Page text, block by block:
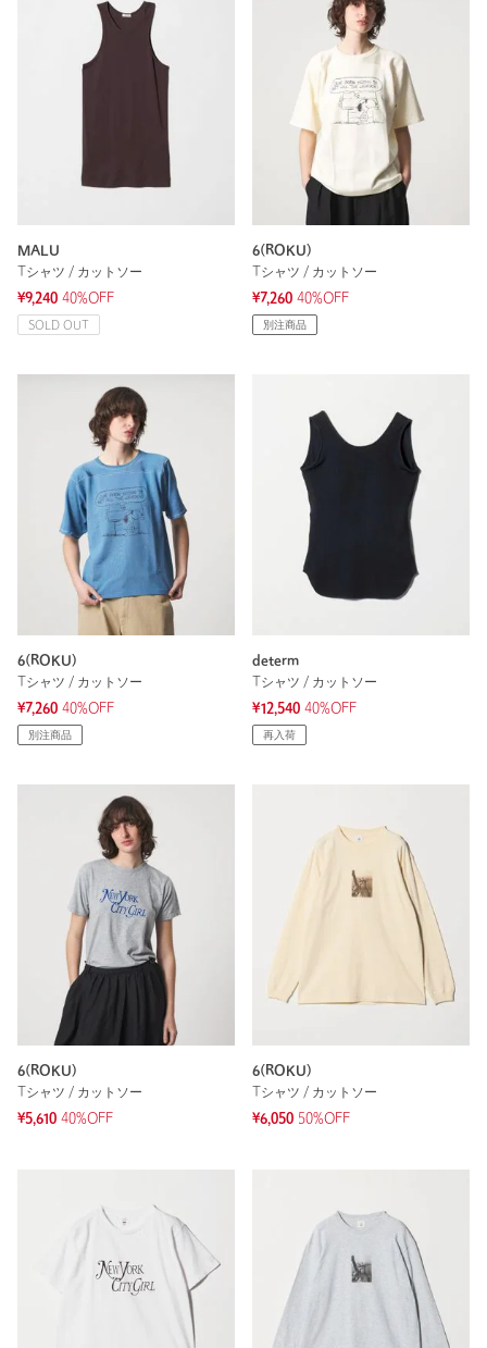
MALU
Tシャツ / カットソー
¥9,240 40%OFF
SOLD OUT
6(ROKU)
Tシャツ / カットソー
¥7,260 40%OFF
別注商品
6(ROKU)
Tシャツ / カットソー
¥7,260 40%OFF
別注商品
determ
Tシャツ / カットソー
¥12,540 40%OFF
再入荷
6(ROKU)
Tシャツ / カットソー
¥5,610 40%OFF
6(ROKU)
Tシャツ / カットソー
¥6,050 50%OFF